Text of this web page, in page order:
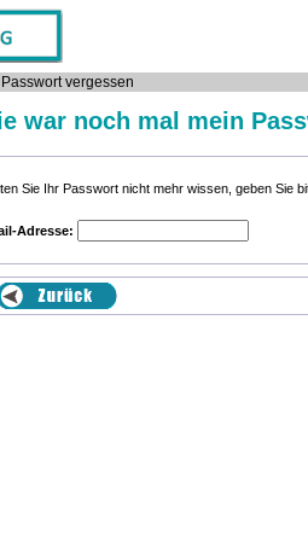
Passwort vergessen
war noch mal mein
Sie Ihr Passwort nicht mehr wissen, geben Sie
Adresse: